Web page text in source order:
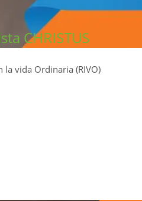
CHRISTUS
la vida Ordinaria (RIVO)